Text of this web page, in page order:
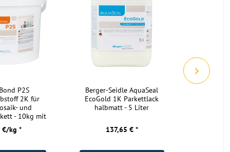
geeignet
geeignet
Abverkauf möglich
48 h bei Raumtemperatur in
geschlossener Verpackung
Industrieparkett Mahagoni
P2S
2K für
und
- 10kg mit
€/kg *
Berger-Seidle AquaSeal
EcoGold 1K Parkettlack
halbmatt - 5 Liter
137,65 € *